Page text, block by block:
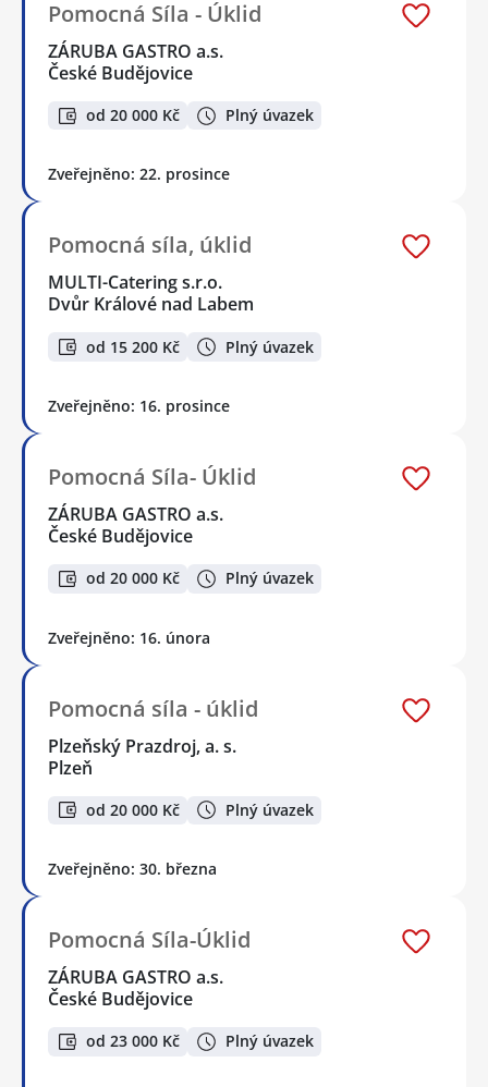
Pomocná Síla - Úklid
ZÁRUBA GASTRO a.s.
České Budějovice
od 20 000 Kč Plný úvazek
Zveřejněno: 22. prosince
Pomocná síla, úklid
MULTI-Catering s.r.o.
Dvůr Králové nad Labem
od 15 200 Kč Plný úvazek
Zveřejněno: 16. prosince
Pomocná Síla- Úklid
ZÁRUBA GASTRO a.s.
České Budějovice
od 20 000 Kč Plný úvazek
Zveřejněno: 16. února
Pomocná síla - úklid
Plzeňský Prazdroj, a. s.
Plzeň
od 20 000 Kč Plný úvazek
Zveřejněno: 30. března
Pomocná Síla-Úklid
ZÁRUBA GASTRO a.s.
České Budějovice
od 23 000 Kč Plný úvazek